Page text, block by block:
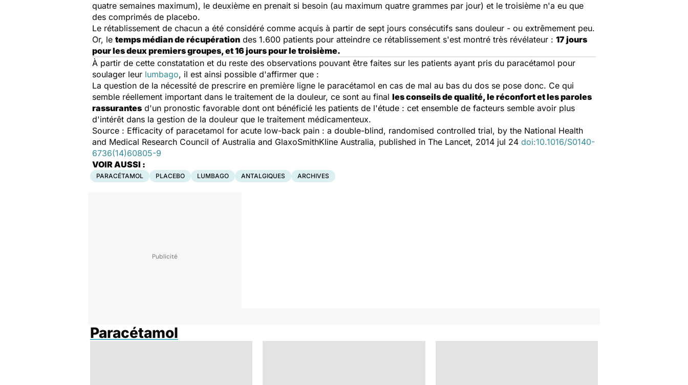
quatre semaines maximum), le deuxième en prenait si besoin (au maximum quatre grammes par jour) et le troisième n'a eu que
des comprimés de placebo.
Le rétablissement de chacun a été considéré comme acquis à partir de sept jours consécutifs sans douleur - ou extrêmement peu.
Or, le temps médian de récupération des 1.600 patients pour atteindre ce rétablissement s'est montré très révélateur : 17 jours
pour les deux premiers groupes, et 16 jours pour le troisième.
À partir de cette constatation et du reste des observations pouvant être faites sur les patients ayant pris du paracétamol pour
soulager leur lumbago, il est ainsi possible d'affirmer que :
La question de la nécessité de prescrire en première ligne le paracétamol en cas de mal au bas du dos se pose donc. Ce qui
semble réellement important dans le traitement de la douleur, ce sont au final les conseils de qualité, le réconfort et les paroles
rassurantes d'un pronostic favorable dont ont bénéficié les patients de l'étude : cet ensemble de facteurs semble avoir plus
d'intérêt dans la gestion de la douleur que le traitement médicamenteux.
Source : Efficacity of paracetamol for acute low-back pain : a double-blind, randomised controlled trial, by the National Health
and Medical Research Council of Australia and GlaxoSmithKline Australia, published in The Lancet, 2014 jul 24 doi:10.1016/S0140-
6736(14)60805-9
VOIR AUSSI :
PARACÉTAMOL PLACEBO LUMBAGO ANTALGIQUES ARCHIVES
Paracétamol